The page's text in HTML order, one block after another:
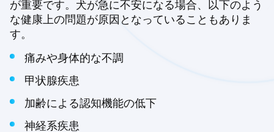
が重要です。犬が急に不安になる場合、以下のよう
な健康上の問題が原因となっていることもありま
す。
痛みや身体的な不調
甲状腺疾患
加齢による認知機能の低下
神経系疾患